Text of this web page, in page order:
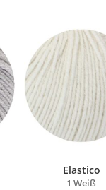
Elastico
1 Weiß